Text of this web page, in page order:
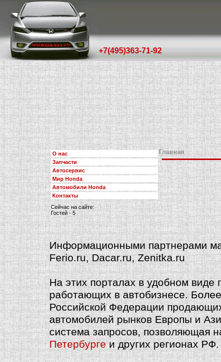
+7(495)363-71-92
О нас
Запчасти
Автосервис
Мир Honda
Автомобили Honda
Контакты
Сейчас на сайте:
Гостей - 5
Главная
Информационными партнерами
Ferio.ru, Dacar.ru, Zenitka.ru
На этих порталах в удобном
работающих в автобизнесе.
Российской Федерации
автомобилей рынков Европы и
система запросов, позволяющая
Петербургеи других регионах РФ.